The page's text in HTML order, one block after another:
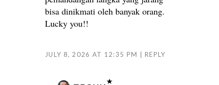
bisa dinikmati oleh banyak orang.
Lucky you!!
JULY 8, 2026 AT 12:35 PM REPLY